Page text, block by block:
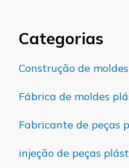
Categorias
Construção de
Fábrica de moldes
Fabricante de peças
injeção de peças